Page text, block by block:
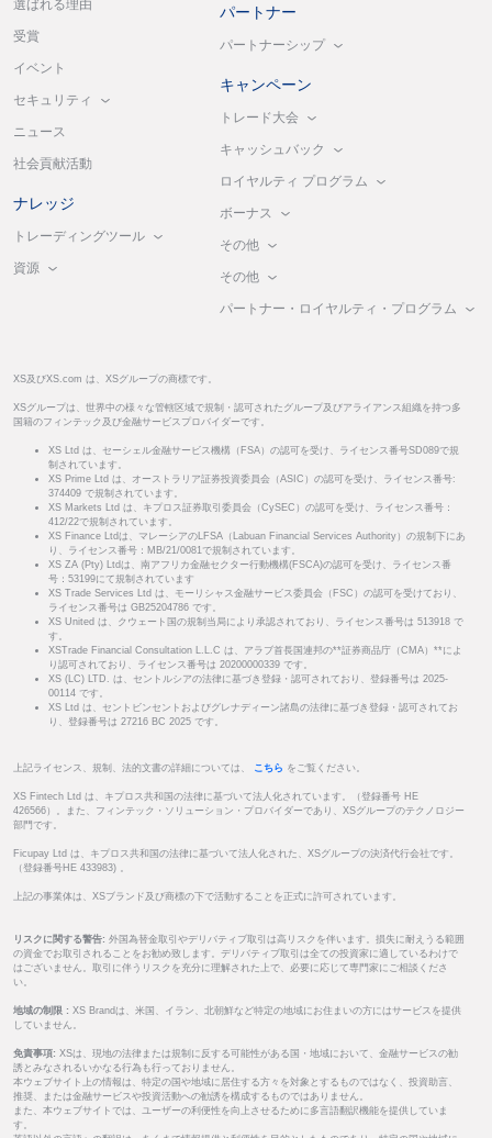
選ばれる理由
受賞
イベント
セキュリティ
ニュース
社会貢献活動
ナレッジ
トレーディングツール
資源
パートナー
パートナーシップ
キャンペーン
トレード大会
キャッシュバック
ロイヤルティ プログラム
ボーナス
その他
その他
パートナー・ロイヤルティ・プログラム
XS及びXS.com は、XSグループの商標です。
XSグループは、世界中の様々な管轄区域で規制・認可されたグループ及びアライアンス組織を持つ多
国籍のフィンテック及び金融サービスプロバイダーです。
XS Ltd は、セーシェル金融サービス機構（FSA）の認可を受け、ライセンス番号SD089で規
制されています。
XS Prime Ltd は、オーストラリア証券投資委員会（ASIC）の認可を受け、ライセンス番号:
374409 で規制されています。
XS Markets Ltd は、キプロス証券取引委員会（CySEC）の認可を受け、ライセンス番号：
412/22で規制されています。
XS Finance Ltdは、マレーシアのLFSA（Labuan Financial Services Authority）の規制下にあ
り、ライセンス番号：MB/21/0081で規制されています。
XS ZA (Pty) Ltdは、南アフリカ金融セクター行動機構(FSCA)の認可を受け、ライセンス番
号：53199にて規制されています
XS Trade Services Ltd は、モーリシャス金融サービス委員会（FSC）の認可を受けており、
ライセンス番号は GB25204786 です。
XS United は、クウェート国の規制当局により承認されており、ライセンス番号は 513918 で
す。
XSTrade Financial Consultation L.L.C は、アラブ首長国連邦の**証券商品庁（CMA）**によ
り認可されており、ライセンス番号は 20200000339 です。
XS (LC) LTD. は、セントルシアの法律に基づき登録・認可されており、登録番号は 2025-
00114 です。
XS Ltd は、セントビンセントおよびグレナディーン諸島の法律に基づき登録・認可されてお
り、登録番号は 27216 BC 2025 です。
上記ライセンス、規制、法的文書の詳細については、 こちら をご覧ください。
XS Fintech Ltd は、キプロス共和国の法律に基づいて法人化されています。（登録番号 HE
426566）。また、フィンテック・ソリューション・プロバイダーであり、XSグループのテクノロジー
部門です。
Ficupay Ltd は、キプロス共和国の法律に基づいて法人化された、XSグループの決済代行会社です。
（登録番号HE 433983) 。
上記の事業体は、XSブランド及び商標の下で活動することを正式に許可されています。
リスクに関する警告: 外国為替金取引やデリバティブ取引は高リスクを伴います。損失に耐えうる範囲
の資金でお取引されることをお勧め致します。デリバティブ取引は全ての投資家に適しているわけで
はございません。取引に伴うリスクを充分に理解された上で、必要に応じて専門家にご相談くださ
い。
地域の制限 : XS Brandは、米国、イラン、北朝鮮など特定の地域にお住まいの方にはサービスを提供
していません。
免責事項: XSは、現地の法律または規制に反する可能性がある国・地域において、金融サービスの勧
誘とみなされるいかなる行為も行っておりません。
本ウェブサイト上の情報は、特定の国や地域に居住する方々を対象とするものではなく、投資助言、
推奨、または金融サービスや投資活動への勧誘を構成するものではありません。
また、本ウェブサイトでは、ユーザーの利便性を向上させるために多言語翻訳機能を提供していま
す。